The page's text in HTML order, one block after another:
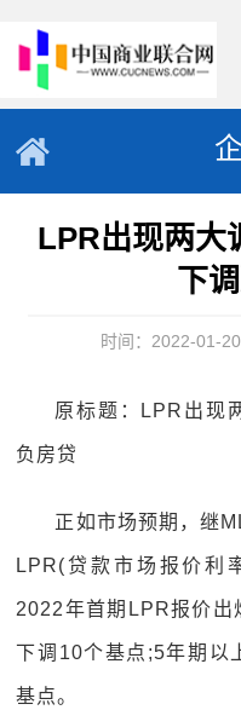
LPR出现两大
下
时间：2022-01-
原标题：LPR出现
负房贷
正如市场预期，继
LPR(贷款市场报价利
2022年首期LPR报价出
下调10个基点;5年期以
基点。